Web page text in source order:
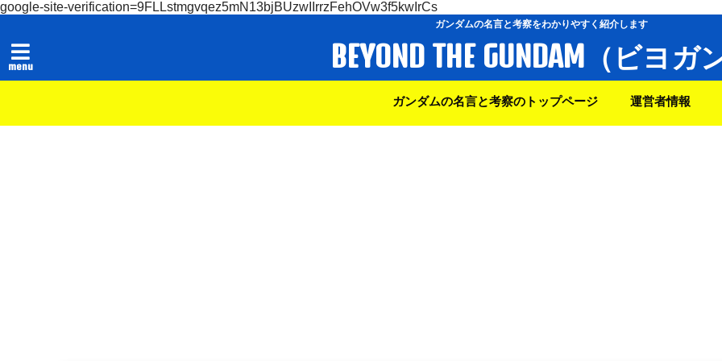
google-site-verification=9FLLstmgvqez5mN13bjBUzwIIrrzFehOVw3f5kwIrCs
ガンダムの名言と考察をわかりやすく紹介します
menu BEYOND THE GUNDAM（ビヨガ
ガンダムの名言と考察のトップページ 運営者情報